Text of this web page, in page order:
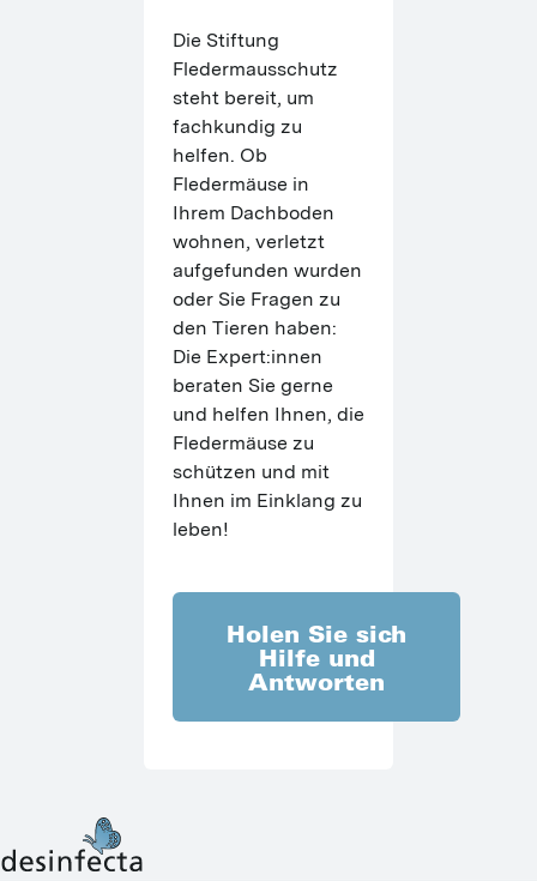
Die Stiftung
Fledermausschutz
steht bereit, um
fachkundig zu
helfen. Ob
Fledermäuse in
Ihrem Dachboden
wohnen, verletzt
aufgefunden wurden
oder Sie Fragen zu
den Tieren haben:
Die Expert:innen
beraten Sie gerne
und helfen Ihnen, die
Fledermäuse zu
schützen und mit
Ihnen im Einklang zu
leben!
Holen Sie sich
Hilfe und
Antworten